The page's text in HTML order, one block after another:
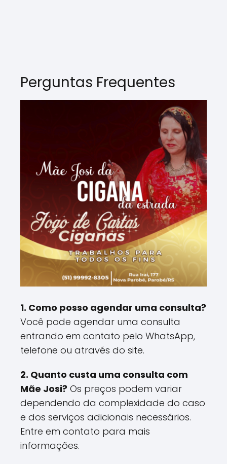
Perguntas Frequentes
1. Como posso agendar uma consulta?
Você pode agendar uma consulta
entrando em contato pelo WhatsApp,
telefone ou através do site.
2. Quanto custa uma consulta com
Mãe Josi? Os preços podem variar
dependendo da complexidade do caso
e dos serviços adicionais necessários.
Entre em contato para mais
informações.